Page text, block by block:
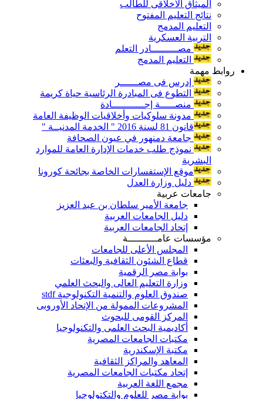
الميثاق الاخلاقى للطالب
نتائج التعليم المفتوح
التعليم المدمج
التربية العسكرية
مصـــــــــادر التعلم
التعليم المدمج
روابط مهمة
إدرس فى مصــــــر
التطوع فى المبادرة الرئاسية حياة كريمة
منصـــــة إجـــــــــــادة
مدونة سلوكيات وأخلاقيات الوظيفة العامة
قانون 81 لسنة 2016 " الخدمة المدنيــة "
جامعة دمنهور في عيون الصحافة
نموذج طلب خدمات الإدارة العامة للموارد
البشرية
موقع الإستفسارات الخاصة بجائحة كورونا
دليل وزارة العدل
جامعات عربية
جامعة الأمير سلطان بن عبد العزيز
دليل الجامعات العربية
إتحاد الجامعات العربية
مؤسسات عامــــــــــة
المجلس الأعلى للجامعات
قطاع الشئون الثقافية والبعثات
بوابة مصر الرقمية
وزارة التعليم العالى والبحث العلمي
صندوق العلوم والتنمية التكنولوجية stdf
المشروعات الممولة من الإتحاد الأوروبى
المركز القومى للبحوث
أكاديمية البحث العلمى والتكنولوجيا
مكتبات الجامعات المصرية
مكتبة الإسكندرية
المعاهد والمراكز الثقافية
إتحاد مكتبات الجامعات المصرية
مجمع اللغة العربية
بوابة مصر للعلوم والتكتولوجيا